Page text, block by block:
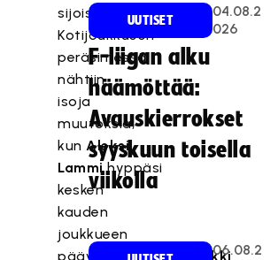
sijoista.
Kotijoukkueen
peräsimessä
nähtiin
isoja
muutoksia,
kunAleksi
Lammihyppäsi
kesken
kauden
joukkueen
päävalmentajaksi
Heikki
UUTISET
04.08.2
026
F-liigan alku
häämöttää:
Avauskierrokset
syyskuun toisella
viikolla
06.08.2